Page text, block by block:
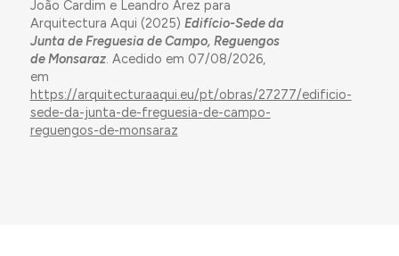
João Cardim e Leandro Arez para
Arquitectura Aqui (2025) Edifício-Sede da
Junta de Freguesia de Campo, Reguengos
de Monsaraz. Acedido em 07/08/2026,
em
https://arquitecturaaqui.eu/pt/obras/27277/edificio-
sede-da-junta-de-freguesia-de-campo-
reguengos-de-monsaraz